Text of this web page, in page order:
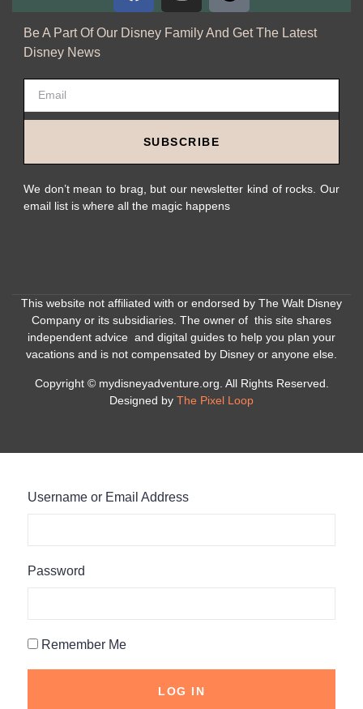
Be A Part Of Our Disney Family And Get The Latest
Disney News
SUBSCRIBE
We don’t mean to brag, but our newsletter kind of rocks. Our
email list is where all the magic happens
This website not affiliated with or endorsed by The Walt Disney
Company or its subsidiaries. The owner of this site shares
independent advice and digital guides to help you plan your
vacations and is not compensated by Disney or anyone else.
Copyright © mydisneyadventure.org. All Rights Reserved.
Designed by The Pixel Loop
Username or Email Address
Password
Remember Me
LOG IN